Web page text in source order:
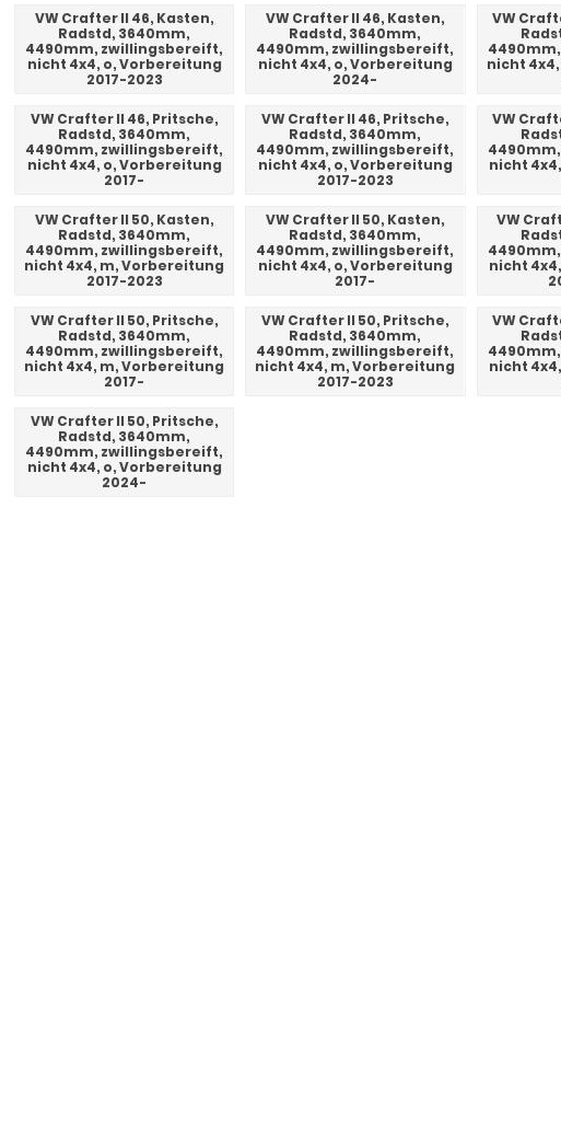
VW Crafter II 46, Kasten,
Radstd, 3640mm,
4490mm, zwillingsbereift,
nicht 4x4, o, Vorbereitung
2017-2023
VW Crafter II 46, Kasten,
Radstd, 3640mm,
4490mm, zwillingsbereift,
nicht 4x4, o, Vorbereitung
2024-
VW
nicht
VW Crafter II 46, Pritsche,
Radstd, 3640mm,
4490mm, zwillingsbereift,
nicht 4x4, o, Vorbereitung
2017-
VW Crafter II 46, Pritsche,
Radstd, 3640mm,
4490mm, zwillingsbereift,
nicht 4x4, o, Vorbereitung
2017-2023
VW
nicht
VW Crafter II 50, Kasten,
Radstd, 3640mm,
4490mm, zwillingsbereift,
nicht 4x4, m, Vorbereitung
2017-2023
VW Crafter II 50, Kasten,
Radstd, 3640mm,
4490mm, zwillingsbereift,
nicht 4x4, o, Vorbereitung
2017-
VW
nicht
VW Crafter II 50, Pritsche,
Radstd, 3640mm,
4490mm, zwillingsbereift,
nicht 4x4, m, Vorbereitung
2017-
VW Crafter II 50, Pritsche,
Radstd, 3640mm,
4490mm, zwillingsbereift,
nicht 4x4, m, Vorbereitung
2017-2023
VW
nicht
VW Crafter II 50, Pritsche,
Radstd, 3640mm,
4490mm, zwillingsbereift,
nicht 4x4, o, Vorbereitung
2024-